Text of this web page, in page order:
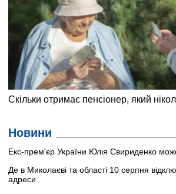
Новини
Екс-прем'єр України Юлія Свириденко
Де в Миколаєві та області 10 серпня
адреси